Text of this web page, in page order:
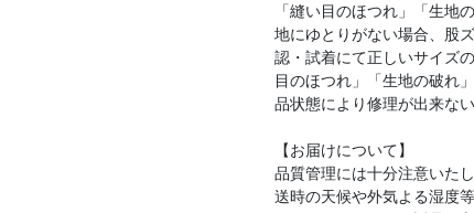
「縫い目のほつれ」「生地
地にゆとりがない場合、股
認・試着にて正しいサイズ
目のほつれ」「生地の破れ
品状態により修理が出来な
【お届けについて】
品質管理には十分注意いた
送時の天候や外気よる湿度